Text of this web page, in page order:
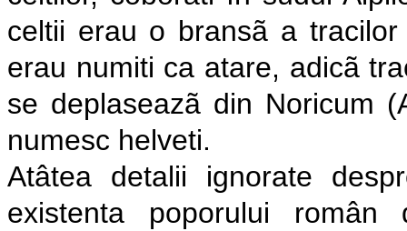
celtii erau o bransã a
erau numiti ca atare, adicã
se deplaseazã din Noricum
numesc helveti.
Atâtea detalii ignorate
existenta poporului